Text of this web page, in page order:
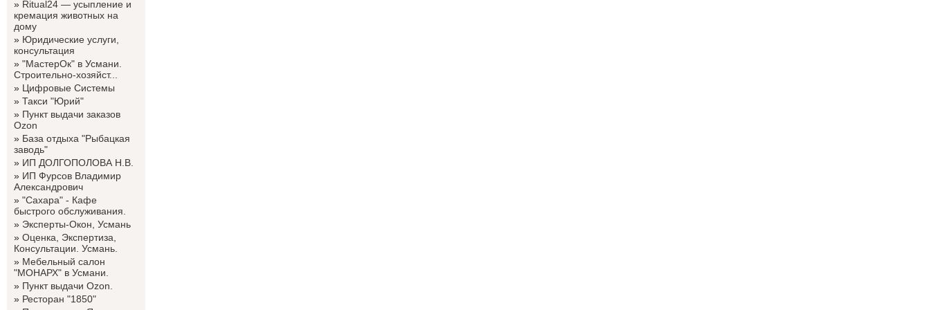
» Ritual24 — усыпление и
кремация животных на
дому
» Юридические услуги,
консультация
» "МастерОк" в Усмани.
Строительно-хозяйст...
» Цифровые Системы
» Такси "Юрий"
» Пункт выдачи заказов
Ozon
» База отдыха "Рыбацкая
заводь"
» ИП ДОЛГОПОЛОВА Н.В.
» ИП Фурсов Владимир
Александрович
» "Сахара" - Кафе
быстрого обслуживания.
» Эксперты-Окон, Усмань
» Оценка, Экспертиза,
Консультации. Усмань.
» Мебельный салон
"МОНАРХ" в Усмани.
» Пункт выдачи Ozon.
» Ресторан "1850"